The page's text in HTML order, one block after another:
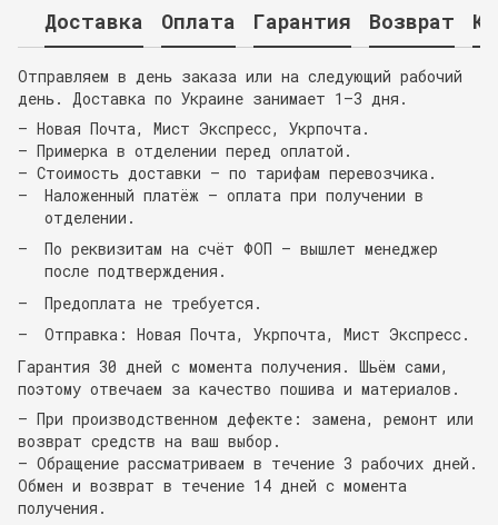
Доставка Оплата Гарантия Возврат
Отправляем в день заказа или на следующий рабочий
день. Доставка по Украине занимает 1–3 дня.
— Новая Почта, Мист Экспресс, Укрпочта.
— Примерка в отделении перед оплатой.
— Стоимость доставки — по тарифам перевозчика.
Наложенный платёж — оплата при получении в
отделении.
По реквизитам на счёт ФОП — вышлет менеджер
после подтверждения.
Предоплата не требуется.
Отправка: Новая Почта, Укрпочта, Мист Экспресс.
Гарантия 30 дней с момента получения. Шьём сами,
поэтому отвечаем за качество пошива и материалов.
— При производственном дефекте: замена, ремонт или
возврат средств на ваш выбор.
— Обращение рассматриваем в течение 3 рабочих дней.
Обмен и возврат в течение 14 дней с момента
получения.